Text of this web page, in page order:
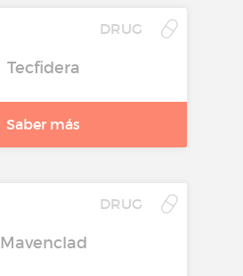
DRUG
Tecfidera
Saber más
DRUG
Mavenclad